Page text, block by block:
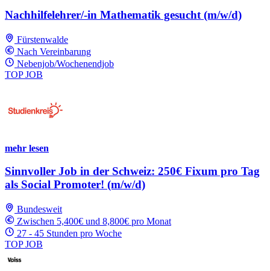
Nachhilfelehrer/-in Mathematik gesucht (m/w/d)
Fürstenwalde
Nach Vereinbarung
Nebenjob/Wochenendjob
TOP JOB
mehr lesen
Sinnvoller Job in der Schweiz: 250€ Fixum pro Tag
als Social Promoter! (m/w/d)
Bundesweit
Zwischen 5,400€ und 8,800€ pro Monat
27 - 45 Stunden pro Woche
TOP JOB